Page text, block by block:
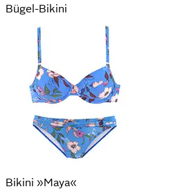
Bügel-Bikini
Bikini »Maya«